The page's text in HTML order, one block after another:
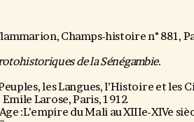
Champs-histoire n° 881,
de la Sénégambie.
les Langues, l’Histoire et les
Larose, Paris, 1912
:L’empire du Mali au XIIIe-XIVe